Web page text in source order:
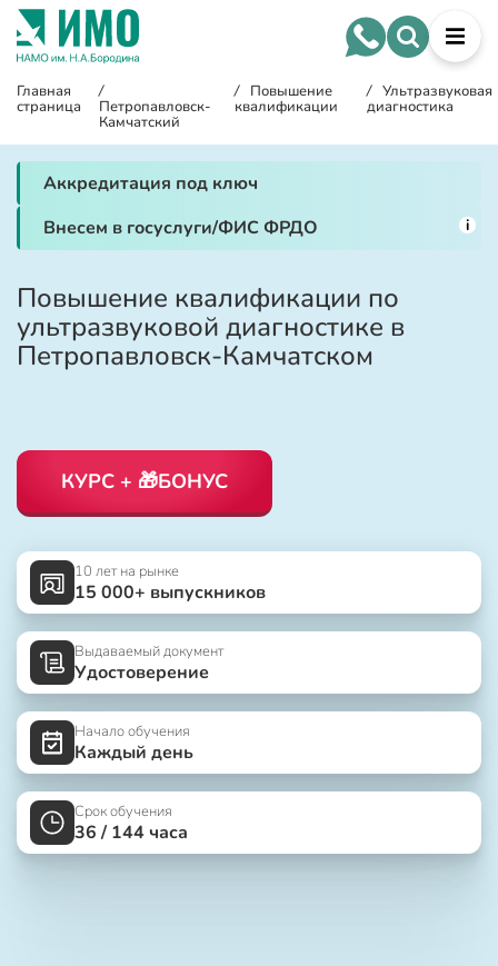
Главная
страница
/
Петропавловск-
Камчатский
/ Повышение
квалификации
/ Ультразвуковая
диагностика
Аккредитация под ключ
Внесем в госуслуги/ФИС ФРДО
i
Повышение квалификации по
ультразвуковой диагностике в
Петропавловск-Камчатском
КУРС + 🎁БОНУС
10 лет на рынке
15 000+ выпускников
Выдаваемый документ
Удостоверение
Начало обучения
Каждый день
Срок обучения
36 / 144 часа